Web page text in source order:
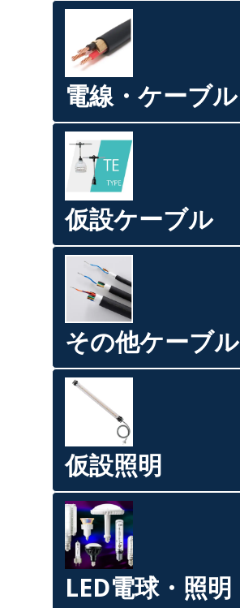
電線・ケーブル
仮設ケーブル
その他ケーブル
仮設照明
LED電球・照明